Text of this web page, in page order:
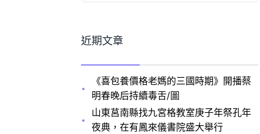
近期文章
《喜包養價格老媽的三國時期》開播蔡
明春晚后持續毒舌/圖
山東莒南縣找九宮格教室庚子年祭孔年
夜典，在有鳳來儀書院盛大舉行